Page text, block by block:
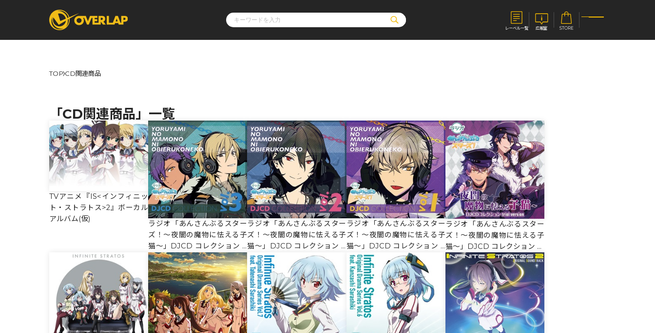
レーベル一覧 広報室 STORE
コミッククリエ
LiQulle
ラブパルフェ
ノベルス
ノベルスf
ロサージュノベルス
アニメ
ゲーム
アクセス
オーバーラップホールディングス
お問い合わせはこちら
オーバーラップ文庫 オーバーラップノベルス オーバーラップノベルスf ロサージュノベルス コミックガルド
コミッククリエ リキューレ コミックパルフェ コミックエッセイ
閉じる
TOP CD関連商品
「CD関連商品」一覧
TVアニメ『IS<インフィニッ
ト・ストラトス>2』ボーカル
アルバム(仮)
ラジオ「あんさんぶるスター
ズ！～夜闇の魔物に怯える子
猫～」DJCD コレクション V
ol.3【通常盤】
ラジオ「あんさんぶるスター
ズ！～夜闇の魔物に怯える子
猫～」DJCD コレクション V
ol.2【通常盤】
ラジオ「あんさんぶるスター
ズ！～夜闇の魔物に怯える子
猫～」DJCD コレクション V
ol.1【通常盤】
ラジオ「あんさんぶるスター
ズ！～夜闇の魔物に怯える子
猫～」DJCD コレクション Tr
ial Version